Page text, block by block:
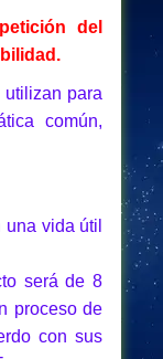
del
para
común,
vida útil
será de 8
proceso de
con sus